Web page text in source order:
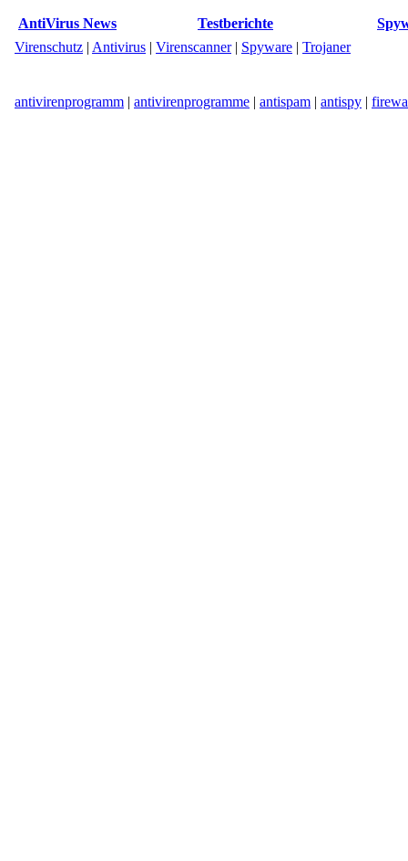
AntiVirus News Testberichte
Virenschutz | Antivirus | Virenscanner| Spyware | Trojaner
antivirenprogramm | antivirenprogramme | antispam | antispy |